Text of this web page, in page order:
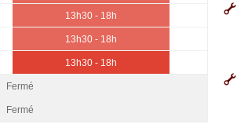
13h30 - 18h
13h30 - 18h
13h30 - 18h
Fermé
Fermé